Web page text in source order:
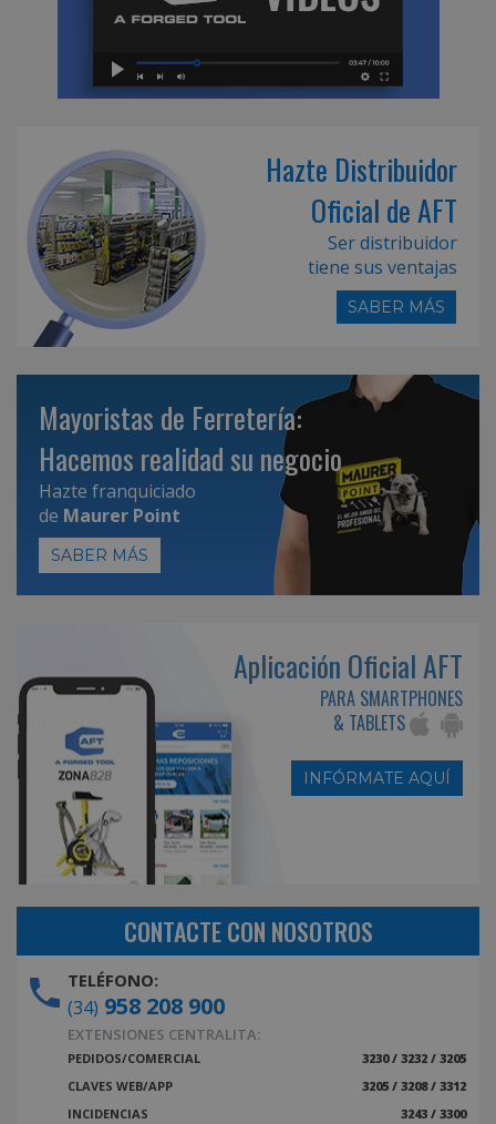
Hazte Distribuidor
Oficial de AFT
Ser distribuidor
tiene sus ventajas
SABER MÁS
Mayoristas de Ferretería:
Hacemos realidad su negocio
Hazte franquiciado
de Maurer Point
SABER MÁS
Aplicación Oficial AFT
PARA SMARTPHONES
& TABLETS
INFÓRMATE AQUÍ
CONTACTE CON NOSOTROS
TELÉFONO:
(34) 958 208 900
EXTENSIONES CENTRALITA:
PEDIDOS/COMERCIAL
3230 / 3232 / 3205
CLAVES WEB/APP
3205 / 3208 / 3312
INCIDENCIAS
3243 / 3300